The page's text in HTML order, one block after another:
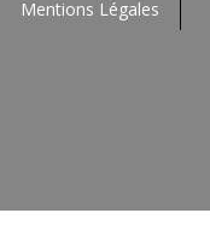
Mentions Légales